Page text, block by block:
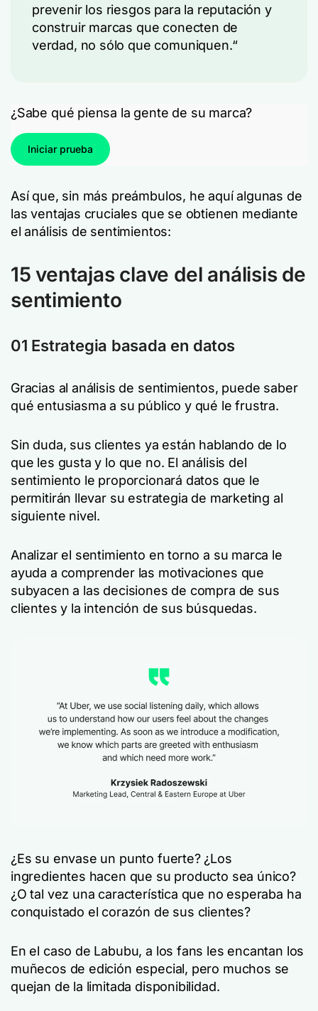
prevenir los riesgos para la reputación y
construir marcas que conecten de
verdad, no sólo que comuniquen.“
¿Sabe qué piensa la gente de su marca?
Iniciar prueba
Así que, sin más preámbulos, he aquí algunas de
las ventajas cruciales que se obtienen mediante
el análisis de sentimientos:
15 ventajas clave del análisis de
sentimiento
01 Estrategia basada en datos
Gracias al análisis de sentimientos, puede saber
qué entusiasma a su público y qué le frustra.
Sin duda, sus clientes ya están hablando de lo
que les gusta y lo que no. El análisis del
sentimiento le proporcionará datos que le
permitirán llevar su estrategia de marketing al
siguiente nivel.
Analizar el sentimiento en torno a su marca le
ayuda a comprender las motivaciones que
subyacen a las decisiones de compra de sus
clientes y la intención de sus búsquedas.
¿Es su envase un punto fuerte? ¿Los
ingredientes hacen que su producto sea único?
¿O tal vez una característica que no esperaba ha
conquistado el corazón de sus clientes?
En el caso de Labubu, a los fans les encantan los
muñecos de edición especial, pero muchos se
quejan de la limitada disponibilidad.